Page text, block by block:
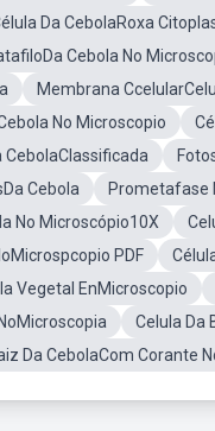
Da CebolaRoxa
Cebola No
Membrana
No Microscopio
CebolaClassificada
Cebola
Prometafase
No Microscópio10X
PDF
Vegetal EnMicroscopio
Celula Da
Da CebolaCom Corante